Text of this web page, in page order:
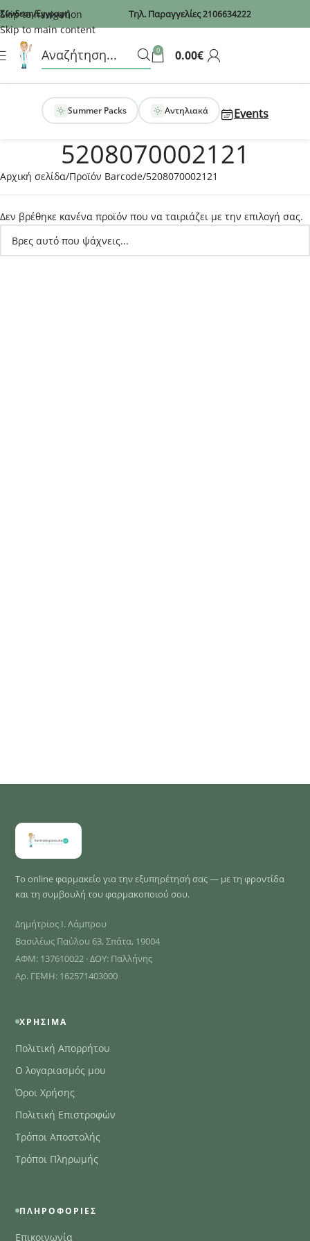
Recaptcha
Skip to navigation
Skip to main content
Σύνδεση/Εγγραφή Τηλ. Παραγγελίες2106634222
0 0.00€
Summer Packs Αντηλιακά Events
5208070002121
Αρχική σελίδα Προϊόν Barcode 5208070002121
Δεν βρέθηκε κανένα προϊόν που να ταιριάζει με την επιλογή σας.
Το online φαρμακείο για την εξυπηρέτησή σας — με τη φροντίδα
και τη συμβουλή του φαρμακοποιού σου.
Δημήτριος Ι. Λάμπρου
Βασιλέως Παύλου 63, Σπάτα, 19004
ΑΦΜ: 137610022 · ΔΟΥ: Παλλήνης
Αρ. ΓΕΜΗ: 162571403000
ΧΡΉΣΙΜΑ
Πολιτική Απορρήτου
Ο λογαριασμός μου
Όροι Χρήσης
Πολιτική Επιστροφών
Τρόποι Αποστολής
Τρόποι Πληρωμής
ΠΛΗΡΟΦΟΡΊΕΣ
Επικοινωνία